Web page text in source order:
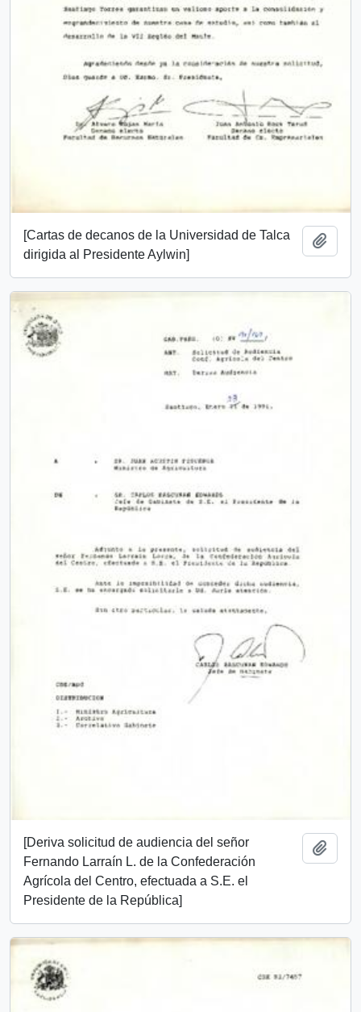
[Cartas de decanos de la Universidad de Talca
dirigida al Presidente Aylwin]
[Deriva solicitud de audiencia del señor
Fernando Larraín L. de la Confederación
Agrícola del Centro, efectuada a S.E. el
Presidente de la República]